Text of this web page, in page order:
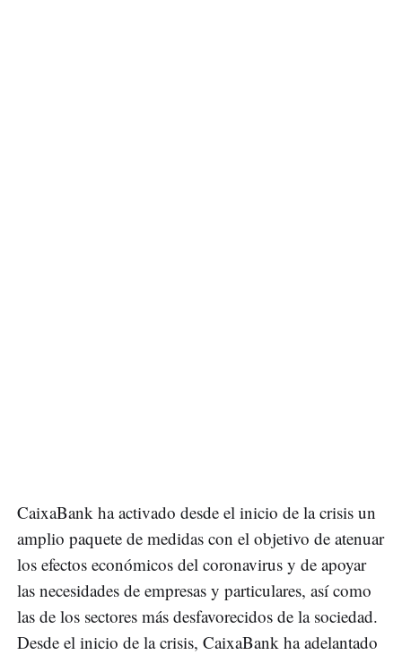
CaixaBank ha activado desde el inicio de la crisis un
amplio paquete de medidas con el objetivo de atenuar
los efectos económicos del coronavirus y de apoyar
las necesidades de empresas y particulares, así como
las de los sectores más desfavorecidos de la sociedad.
Desde el inicio de la crisis, CaixaBank ha adelantado